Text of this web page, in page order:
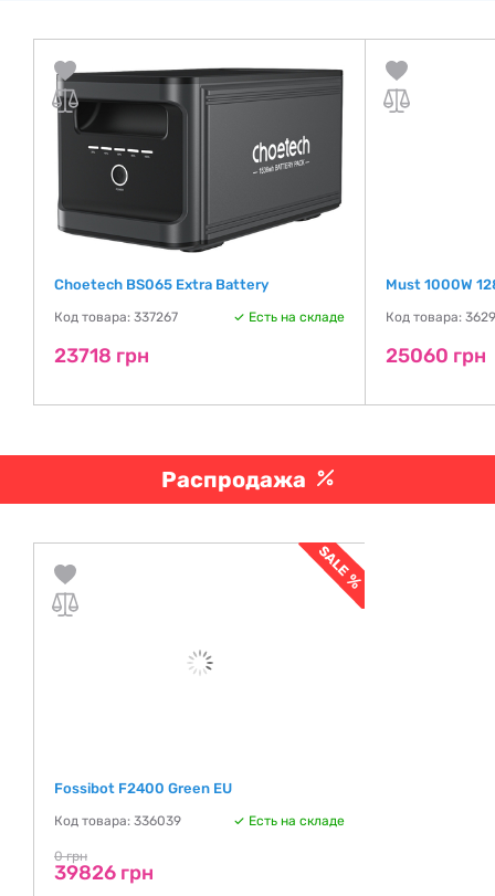
Choetech BS065 Extra Battery
Код товара: 337267 Есть на складе
23718 грн
Must 1000W
Код товара:
25060 грн
Распродажа
Fossibot F2400 Green EU
Код товара: 336039 Есть на складе
0 грн
39826 грн